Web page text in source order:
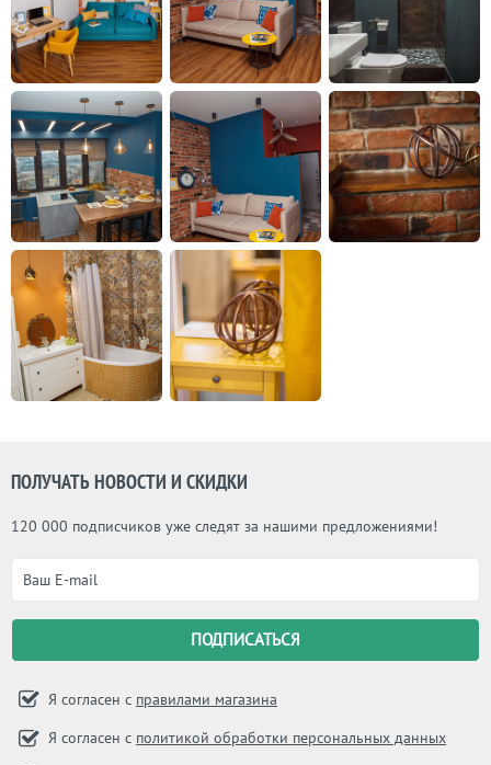
ПОЛУЧАТЬ НОВОСТИ И СКИДКИ
120 000 подписчиков уже следят за нашими предложениями!
Я согласен с правилами магазина
Я согласен с политикой обработки персональных данных